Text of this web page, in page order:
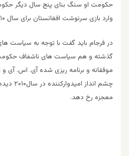
حکومت او سنگ بنای پنج سال دیگر
وارد بازی سرنوشت افغانستان برای سال ۲۰۱۰ می‌شود.
در فرجام باید گفت با توجه به سیاست
گذشته و هم سیاست های ناشفاف حکومت
موفقانه و برنامه ریزی شده آی. اس. آی و
چشم
معجزه رخ دهد.